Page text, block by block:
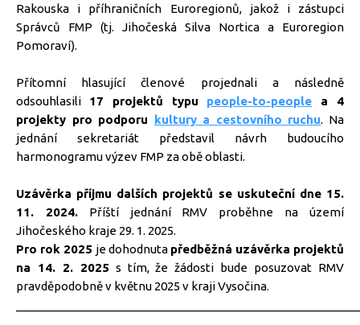
Rakouska i příhraničních Euroregionů, jakož i zástupci
Správců FMP (tj. Jihočeská Silva Nortica a Euroregion
Pomoraví).
Přítomní hlasující členové projednali a následně
odsouhlasili 17 projektů typu people-to-people a 4
projekty pro podporu kultury a cestovního ruchu. Na
jednání sekretariát představil návrh budoucího
harmonogramu výzev FMP za obě oblasti.
Uzávěrka příjmu dalších projektů se uskuteční dne 15.
11. 2024.Příští jednání RMV proběhne na území
Jihočeského kraje 29. 1. 2025.
Pro rok 2025 je dohodnuta předběžná uzávěrka projektů
na 14. 2. 2025 s tím, že žádosti bude posuzovat RMV
pravděpodobně v květnu 2025 v kraji Vysočina.